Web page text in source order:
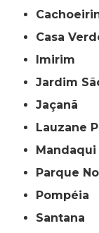
Casa
Imirim
Jardim
Jaçanã
Lauzane
Mandaqui
Parque
Pompéia
Santana